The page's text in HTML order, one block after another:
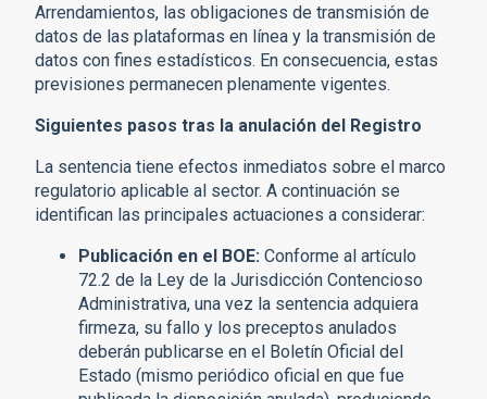
Arrendamientos, las obligaciones de transmisión de
datos de las plataformas en línea y la transmisión de
datos con fines estadísticos. En consecuencia, estas
previsiones permanecen plenamente vigentes.
Siguientes pasos tras la anulación del Registro
La sentencia tiene efectos inmediatos sobre el marco
regulatorio aplicable al sector. A continuación se
identifican las principales actuaciones a considerar:
Publicación en el BOE: Conforme al artículo
72.2 de la Ley de la Jurisdicción Contencioso
Administrativa, una vez la sentencia adquiera
firmeza, su fallo y los preceptos anulados
deberán publicarse en el Boletín Oficial del
Estado (mismo periódico oficial en que fue